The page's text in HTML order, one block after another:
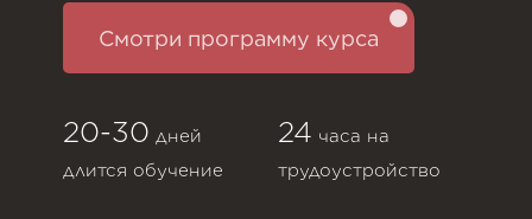
Смотри программу курса
20-30 дней
длится обучение
24 часа на
трудоустройство